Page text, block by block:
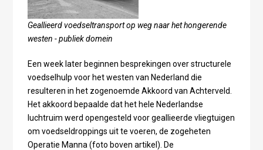
Geallieerd voedseltransport op weg naar het hongerende
westen - publiek domein
Een week later beginnen besprekingen over structurele
voedselhulp voor het westen van Nederland die
resulteren in het zogenoemde Akkoord van Achterveld.
Het akkoord bepaalde dat het hele Nederlandse
luchtruim werd opengesteld voor geallieerde vliegtuigen
om voedseldroppings uit te voeren, de zogeheten
Operatie Manna (foto boven artikel). De